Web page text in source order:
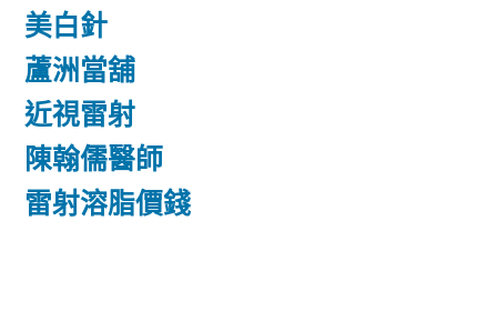
美白針
蘆洲當舖
近視雷射
陳翰儒醫師
雷射溶脂價錢